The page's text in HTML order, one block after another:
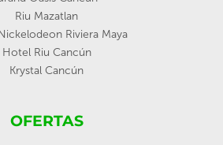
Riu Mazatlan
Riviera Maya
Hotel Riu Cancún
Krystal Cancún
OFERTAS